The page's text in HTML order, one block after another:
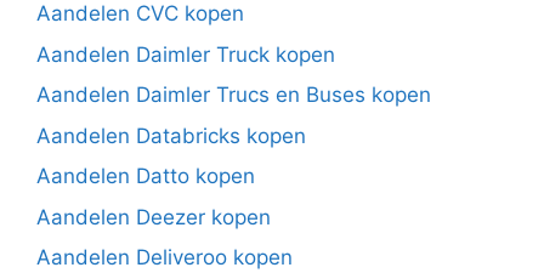
Aandelen CVC kopen
Aandelen Daimler Truck kopen
Aandelen Daimler Trucs en Buses kopen
Aandelen Databricks kopen
Aandelen Datto kopen
Aandelen Deezer kopen
Aandelen Deliveroo kopen